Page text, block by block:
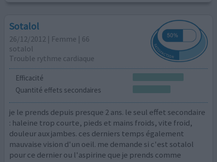
Sotalol
26/12/2012 | Femme | 66
sotalol
Trouble rythme cardiaque
Efficacité
Quantité effets secondaires
je le prends depuis presque 2 ans. le seul effet secondaire
: haleine trop courte, pieds et mains froids, vite froid,
douleur aux jambes. ces derniers temps également
mauvaise vision d'un oeil. me demande si c'est sotalol
pour ce dernier ou l'aspirine que je prends comme